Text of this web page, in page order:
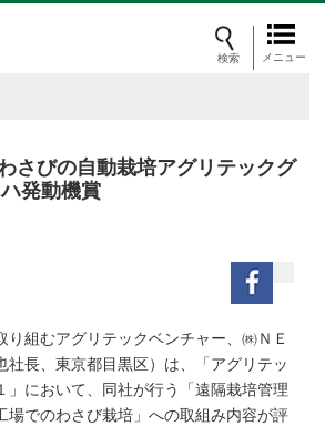
メニュー
さびの自動栽培アグリテックグ
発動機賞
り組むアグリテックベンチャー、㈱ＮＥ
社長、東京都目黒区）は、「アグリテッ
」において、同社が行う「遠隔栽培管理
場でのわさび栽培」への取組み内容が評